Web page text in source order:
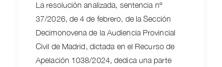
La resolución analizada, sentencia nº
37/2026, de 4 de febrero, de la Sección
Decimonovena de la Audiencia Provincial
Civil de Madrid, dictada en el Recurso de
Apelación 1038/2024, dedica una parte